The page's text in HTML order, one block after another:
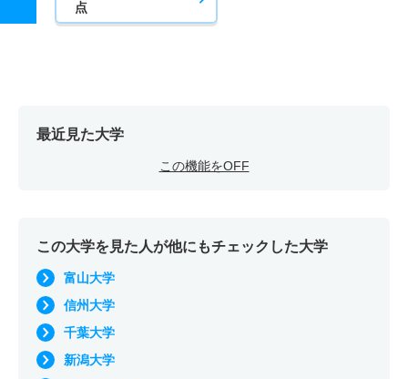
点
最近見た大学
この機能をOFF
この大学を見た人が他にもチェックした大学
富山大学
信州大学
千葉大学
新潟大学